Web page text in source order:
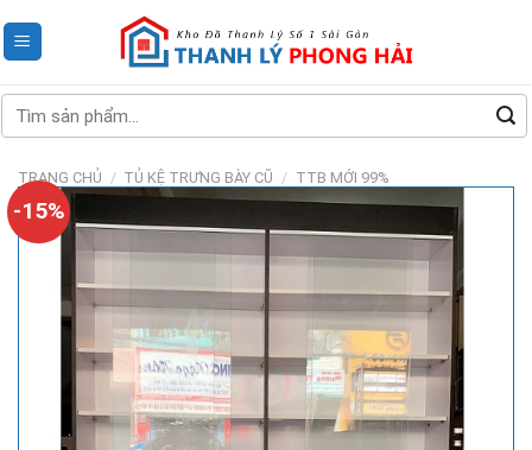
to
Tìm
kiếm:
TRANG CHỦ / TỦ KỆ TRƯNG BÀY CŨ / TTB MỚI 99%
-15%